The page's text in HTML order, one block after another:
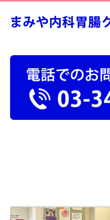
各種健診・人間ドック
がん、脳梗塞・心筋梗塞リ